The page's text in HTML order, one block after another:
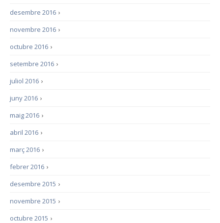
›
desembre 2016
›
novembre 2016
›
octubre 2016
›
setembre 2016
›
juliol 2016
›
juny 2016
›
maig 2016
›
abril 2016
›
març 2016
›
febrer 2016
›
desembre 2015
›
novembre 2015
›
octubre 2015